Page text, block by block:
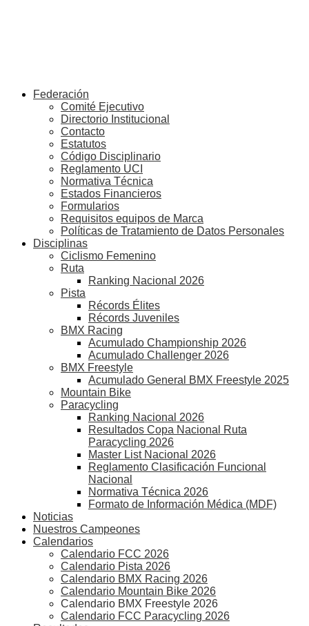
Federación
Comité Ejecutivo
Directorio Institucional
Contacto
Estatutos
Código Disciplinario
Reglamento UCI
Normativa Técnica
Estados Financieros
Formularios
Requisitos equipos de Marca
Políticas de Tratamiento de Datos Personales
Disciplinas
Ciclismo Femenino
Ruta
Ranking Nacional 2026
Pista
Récords Élites
Récords Juveniles
BMX Racing
Acumulado Championship 2026
Acumulado Challenger 2026
BMX Freestyle
Acumulado General BMX Freestyle 2025
Mountain Bike
Paracycling
Ranking Nacional 2026
Resultados Copa Nacional Ruta
Paracycling 2026
Master List Nacional 2026
Reglamento Clasificación Funcional
Nacional
Normativa Técnica 2026
Formato de Información Médica (MDF)
Noticias
Nuestros Campeones
Calendarios
Calendario FCC 2026
Calendario Pista 2026
Calendario BMX Racing 2026
Calendario Mountain Bike 2026
Calendario BMX Freestyle 2026
Calendario FCC Paracycling 2026